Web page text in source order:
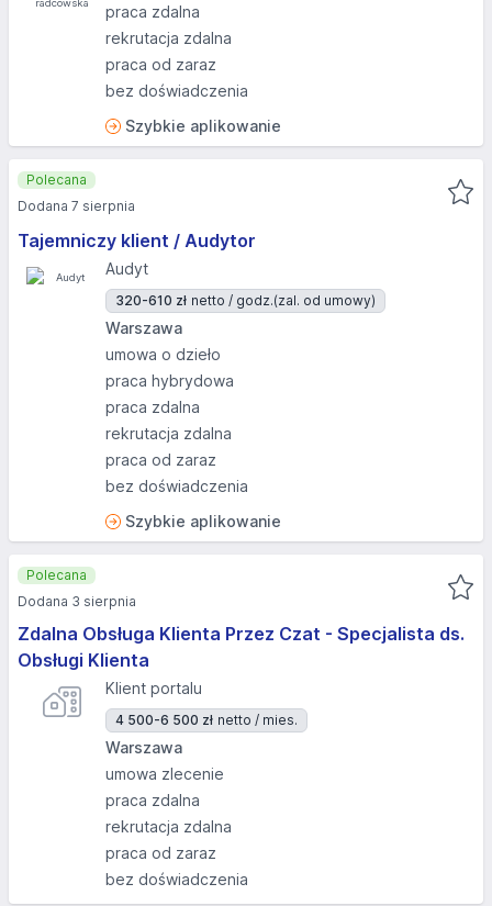
praca zdalna
rekrutacja zdalna
praca od zaraz
bez doświadczenia
Szybkie aplikowanie
Tajemniczy klient / Audytor
Audyt
320-610 zł netto / godz.(zal. od umowy)
Warszawa
umowa o dzieło
praca hybrydowa
praca zdalna
rekrutacja zdalna
praca od zaraz
bez doświadczenia
Szybkie aplikowanie
Polecana
Dodana 7 sierpnia
Zdalna Obsługa Klienta Przez Czat - Specjalista ds.
Obsługi Klienta
Klient portalu
4 500-6 500 zł netto / mies.
Warszawa
umowa zlecenie
praca zdalna
rekrutacja zdalna
praca od zaraz
bez doświadczenia
Polecana
Dodana 3 sierpnia